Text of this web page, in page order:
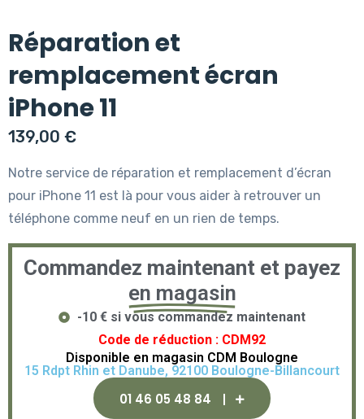
Réparation et
remplacement écran
iPhone 11
139,00 €
Notre service de réparation et remplacement d’écran
pour iPhone 11 est là pour vous aider à retrouver un
téléphone comme neuf en un rien de temps.
Commandez maintenant et payez
en magasin
-10 € si vous commandez maintenant
Code de réduction : CDM92
Disponible en magasin CDM Boulogne
15 Rdpt Rhin et Danube, 92100 Boulogne-Billancourt
01 46 05 48 84